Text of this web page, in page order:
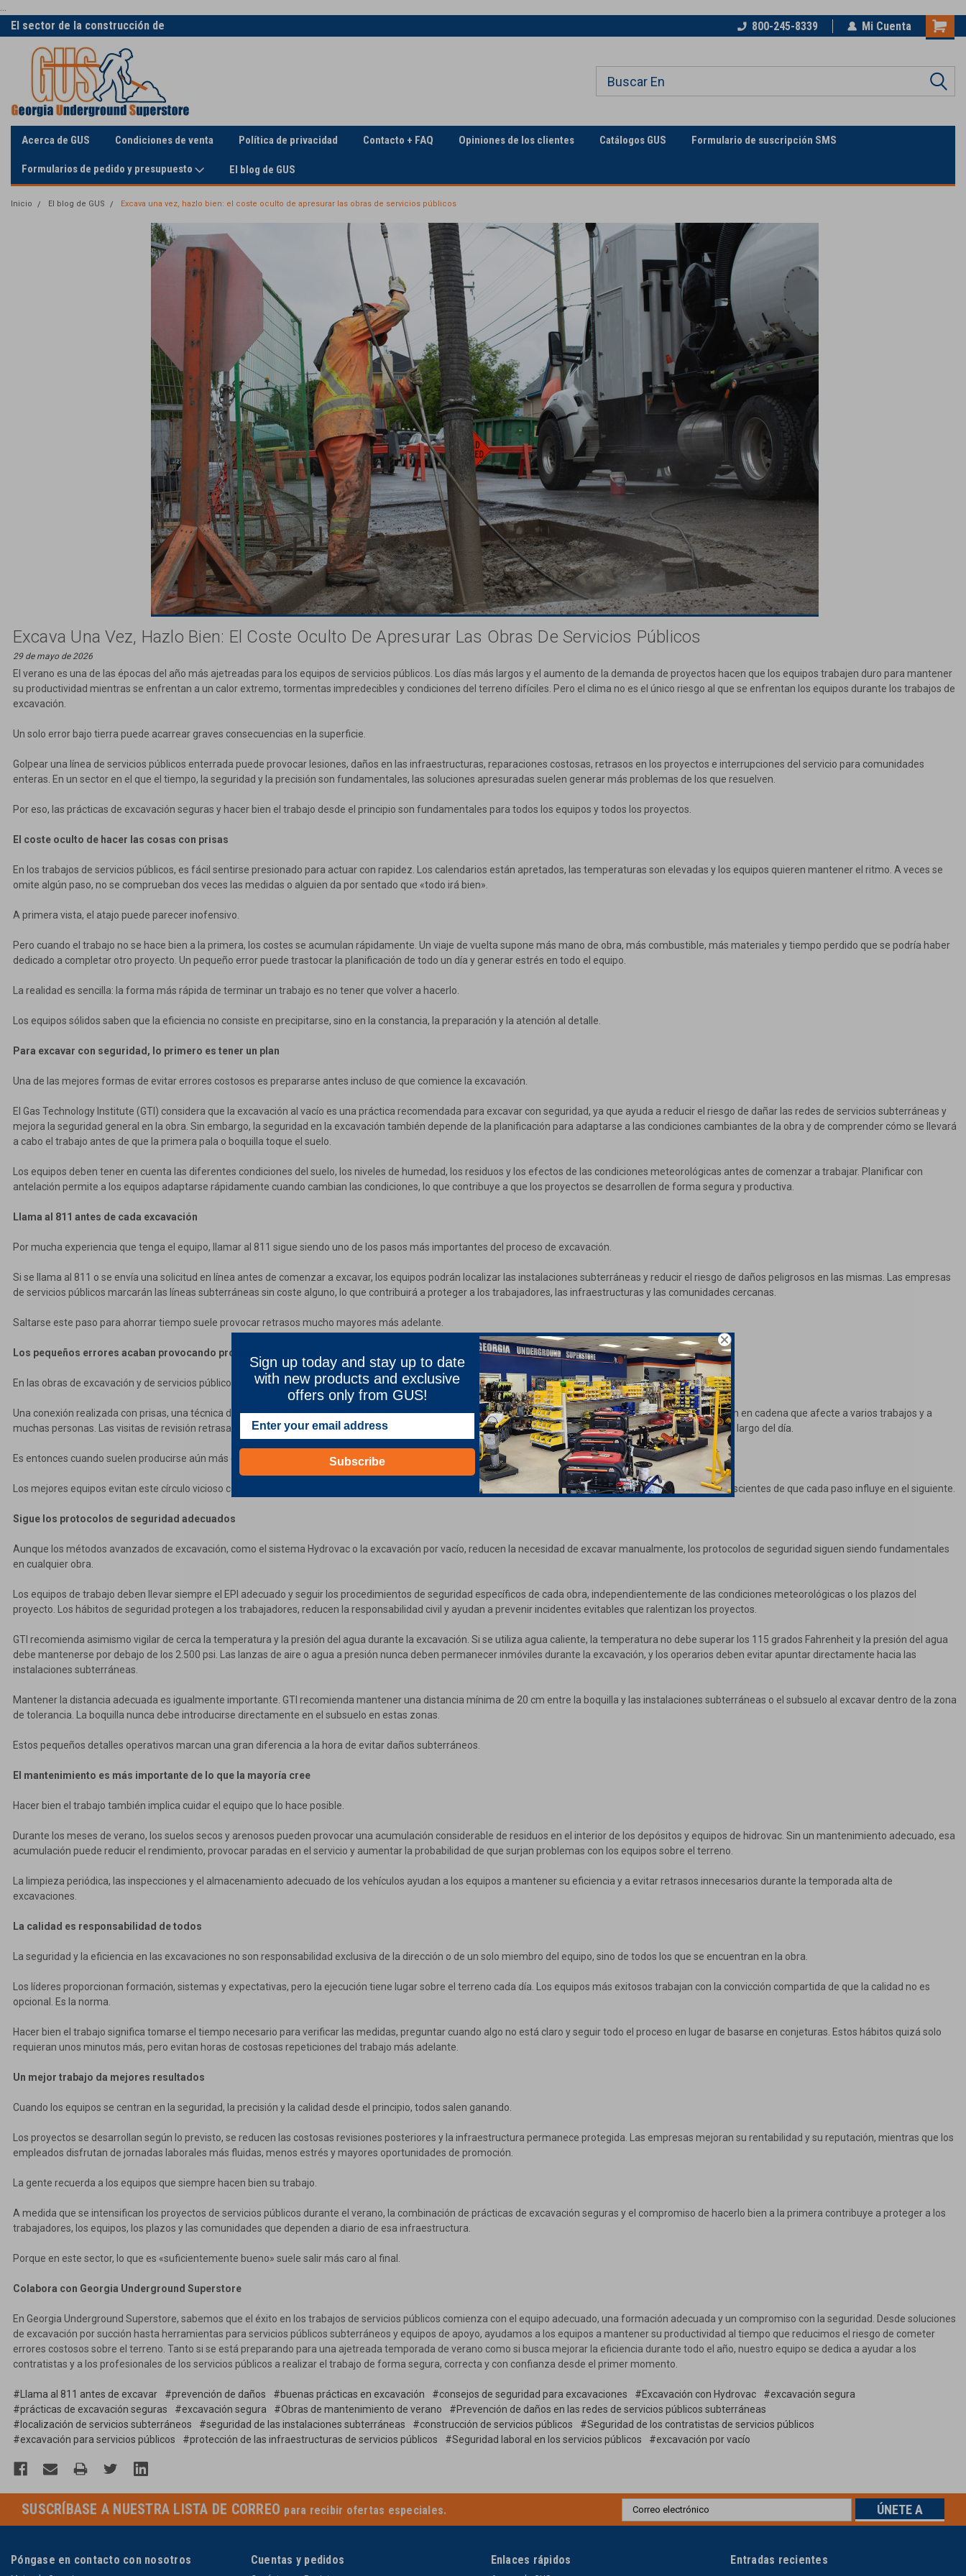
El sector de la construcción de
servicios públicos
La única supertienda en línea
800-245-8339 Mi Cuenta
Acerca de GUS Condiciones de venta Política de privacidad Contacto + FAQ Opiniones de los clientes Catálogos GUS Formulario de suscripción SMS
Formularios de pedido y presupuesto El blog de GUS
Inicio El blog de GUS Excava una vez, hazlo bien: el coste oculto de apresurar las obras de servicios públicos
Excava Una Vez, Hazlo Bien: El Coste Oculto De Apresurar Las Obras De Servicios Públicos
29 de mayo de 2026
El verano es una de las épocas del año más ajetreadas para los equipos de servicios públicos. Los días más largos y el aumento de la demanda de proyectos hacen que los equipos trabajen duro para mantener
su productividad mientras se enfrentan a un calor extremo, tormentas impredecibles y condiciones del terreno difíciles. Pero el clima no es el único riesgo al que se enfrentan los equipos durante los trabajos de
excavación.
Un solo error bajo tierra puede acarrear graves consecuencias en la superficie.
Golpear una línea de servicios públicos enterrada puede provocar lesiones, daños en las infraestructuras, reparaciones costosas, retrasos en los proyectos e interrupciones del servicio para comunidades
enteras. En un sector en el que el tiempo, la seguridad y la precisión son fundamentales, las soluciones apresuradas suelen generar más problemas de los que resuelven.
Por eso, las prácticas de excavación seguras y hacer bien el trabajo desde el principio son fundamentales para todos los equipos y todos los proyectos.
El coste oculto de hacer las cosas con prisas
En los trabajos de servicios públicos, es fácil sentirse presionado para actuar con rapidez. Los calendarios están apretados, las temperaturas son elevadas y los equipos quieren mantener el ritmo. A veces se
omite algún paso, no se comprueban dos veces las medidas o alguien da por sentado que «todo irá bien».
A primera vista, el atajo puede parecer inofensivo.
Pero cuando el trabajo no se hace bien a la primera, los costes se acumulan rápidamente. Un viaje de vuelta supone más mano de obra, más combustible, más materiales y tiempo perdido que se podría haber
dedicado a completar otro proyecto. Un pequeño error puede trastocar la planificación de todo un día y generar estrés en todo el equipo.
La realidad es sencilla: la forma más rápida de terminar un trabajo es no tener que volver a hacerlo.
Los equipos sólidos saben que la eficiencia no consiste en precipitarse, sino en la constancia, la preparación y la atención al detalle.
Para excavar con seguridad, lo primero es tener un plan
Una de las mejores formas de evitar errores costosos es prepararse antes incluso de que comience la excavación.
El Gas Technology Institute (GTI) considera que la excavación al vacío es una práctica recomendada para excavar con seguridad, ya que ayuda a reducir el riesgo de dañar las redes de servicios subterráneas y
mejora la seguridad general en la obra. Sin embargo, la seguridad en la excavación también depende de la planificación para adaptarse a las condiciones cambiantes de la obra y de comprender cómo se llevará
a cabo el trabajo antes de que la primera pala o boquilla toque el suelo.
Los equipos deben tener en cuenta las diferentes condiciones del suelo, los niveles de humedad, los residuos y los efectos de las condiciones meteorológicas antes de comenzar a trabajar. Planificar con
antelación permite a los equipos adaptarse rápidamente cuando cambian las condiciones, lo que contribuye a que los proyectos se desarrollen de forma segura y productiva.
Llama al 811 antes de cada excavación
Por mucha experiencia que tenga el equipo, llamar al 811 sigue siendo uno de los pasos más importantes del proceso de excavación.
Si se llama al 811 o se envía una solicitud en línea antes de comenzar a excavar, los equipos podrán localizar las instalaciones subterráneas y reducir el riesgo de daños peligrosos en las mismas. Las empresas
de servicios públicos marcarán las líneas subterráneas sin coste alguno, lo que contribuirá a proteger a los trabajadores, las infraestructuras y las comunidades cercanas.
Saltarse este paso para ahorrar tiempo suele provocar retrasos mucho mayores más adelante.
Los pequeños errores acaban provocando problemas más graves
En las obras de excavación y de servicios públicos, un detalle que se pasa por alto rara vez tiene consecuencias insignificantes.
Una conexión realizada con prisas, una técnica de excavación inadecuada o el incumplimiento de los procedimientos de seguridad pueden provocar una reacción en cadena que afecte a varios trabajos y a
muchas personas. Las visitas de revisión retrasan los plazos, los equipos se sienten presionados para recuperar el tiempo perdido y el estrés va en aumento a lo largo del día.
Es entonces cuando suelen producirse aún más errores.
Los mejores equipos evitan este círculo vicioso centrándose en la calidad desde el principio. Se comunican con claridad, siguen procesos contrastados y son conscientes de que cada paso influye en el siguiente.
Sigue los protocolos de seguridad adecuados
Aunque los métodos avanzados de excavación, como el sistema Hydrovac o la excavación por vacío, reducen la necesidad de excavar manualmente, los protocolos de seguridad siguen siendo fundamentales
en cualquier obra.
Los equipos de trabajo deben llevar siempre el EPI adecuado y seguir los procedimientos de seguridad específicos de cada obra, independientemente de las condiciones meteorológicas o los plazos del
proyecto. Los hábitos de seguridad protegen a los trabajadores, reducen la responsabilidad civil y ayudan a prevenir incidentes evitables que ralentizan los proyectos.
GTI recomienda asimismo vigilar de cerca la temperatura y la presión del agua durante la excavación. Si se utiliza agua caliente, la temperatura no debe superar los 115 grados Fahrenheit y la presión del agua
debe mantenerse por debajo de los 2.500 psi. Las lanzas de aire o agua a presión nunca deben permanecer inmóviles durante la excavación, y los operarios deben evitar apuntar directamente hacia las
instalaciones subterráneas.
Mantener la distancia adecuada es igualmente importante. GTI recomienda mantener una distancia mínima de 20 cm entre la boquilla y las instalaciones subterráneas o el subsuelo al excavar dentro de la zona
de tolerancia. La boquilla nunca debe introducirse directamente en el subsuelo en estas zonas.
Estos pequeños detalles operativos marcan una gran diferencia a la hora de evitar daños subterráneos.
El mantenimiento es más importante de lo que la mayoría cree
Hacer bien el trabajo también implica cuidar el equipo que lo hace posible.
Durante los meses de verano, los suelos secos y arenosos pueden provocar una acumulación considerable de residuos en el interior de los depósitos y equipos de hidrovac. Sin un mantenimiento adecuado, esa
acumulación puede reducir el rendimiento, provocar paradas en el servicio y aumentar la probabilidad de que surjan problemas con los equipos sobre el terreno.
La limpieza periódica, las inspecciones y el almacenamiento adecuado de los vehículos ayudan a los equipos a mantener su eficiencia y a evitar retrasos innecesarios durante la temporada alta de
excavaciones.
La calidad es responsabilidad de todos
La seguridad y la eficiencia en las excavaciones no son responsabilidad exclusiva de la dirección o de un solo miembro del equipo, sino de todos los que se encuentran en la obra.
Los líderes proporcionan formación, sistemas y expectativas, pero la ejecución tiene lugar sobre el terreno cada día. Los equipos más exitosos trabajan con la convicción compartida de que la calidad no es
opcional. Es la norma.
Hacer bien el trabajo significa tomarse el tiempo necesario para verificar las medidas, preguntar cuando algo no está claro y seguir todo el proceso en lugar de basarse en conjeturas. Estos hábitos quizá solo
requieran unos minutos más, pero evitan horas de costosas repeticiones del trabajo más adelante.
Un mejor trabajo da mejores resultados
Cuando los equipos se centran en la seguridad, la precisión y la calidad desde el principio, todos salen ganando.
Los proyectos se desarrollan según lo previsto, se reducen las costosas revisiones posteriores y la infraestructura permanece protegida. Las empresas mejoran su rentabilidad y su reputación, mientras que los
empleados disfrutan de jornadas laborales más fluidas, menos estrés y mayores oportunidades de promoción.
La gente recuerda a los equipos que siempre hacen bien su trabajo.
A medida que se intensifican los proyectos de servicios públicos durante el verano, la combinación de prácticas de excavación seguras y el compromiso de hacerlo bien a la primera contribuye a proteger a los
trabajadores, los equipos, los plazos y las comunidades que dependen a diario de esa infraestructura.
Porque en este sector, lo que es «suficientemente bueno» suele salir más caro al final.
Colabora con Georgia Underground Superstore
En Georgia Underground Superstore, sabemos que el éxito en los trabajos de servicios públicos comienza con el equipo adecuado, una formación adecuada y un compromiso con la seguridad. Desde soluciones
de excavación por succión hasta herramientas para servicios públicos subterráneos y equipos de apoyo, ayudamos a los equipos a mantener su productividad al tiempo que reducimos el riesgo de cometer
errores costosos sobre el terreno. Tanto si se está preparando para una ajetreada temporada de verano como si busca mejorar la eficiencia durante todo el año, nuestro equipo se dedica a ayudar a los
contratistas y a los profesionales de los servicios públicos a realizar el trabajo de forma segura, correcta y con confianza desde el primer momento.
#Llama al 811 antes de excavar #prevención de daños #buenas prácticas en excavación #consejos de seguridad para excavaciones #Excavación con Hydrovac
#excavación segura
#prácticas de excavación seguras
#excavación segura #Obras de mantenimiento de verano
#Prevención de daños en las redes de servicios públicos subterráneas
#localización de servicios subterráneos
#seguridad de las instalaciones subterráneas #construcción de servicios públicos
#Seguridad de los contratistas de servicios públicos
#excavación para servicios públicos
#protección de las infraestructuras de servicios públicos #Seguridad laboral en los servicios públicos #excavación por vacío
SUSCRÍBASE A NUESTRA LISTA DE CORREO para recibir ofertas especiales.
Dirección
de
Póngase en contacto con nosotros Cuentas y pedidos Enlaces rápidos Entradas recientes
Sign up today and stay up to date
with new products and exclusive
offers only from GUS!
Subscribe